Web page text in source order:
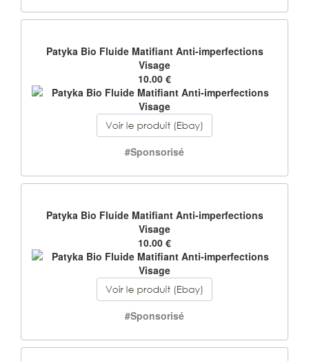
Patyka Bio Fluide Matifiant Anti-imperfections
Visage
10.00 €
#Sponsorisé
Patyka Bio Fluide Matifiant Anti-imperfections
Visage
10.00 €
#Sponsorisé